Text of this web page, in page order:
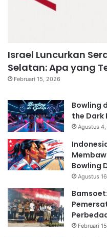
Israel Luncurkan
Selatan: Apa yang
Februari 15, 2026
Bowling
the Dark
Agustus 4,
Bowling
Agustus
Februari